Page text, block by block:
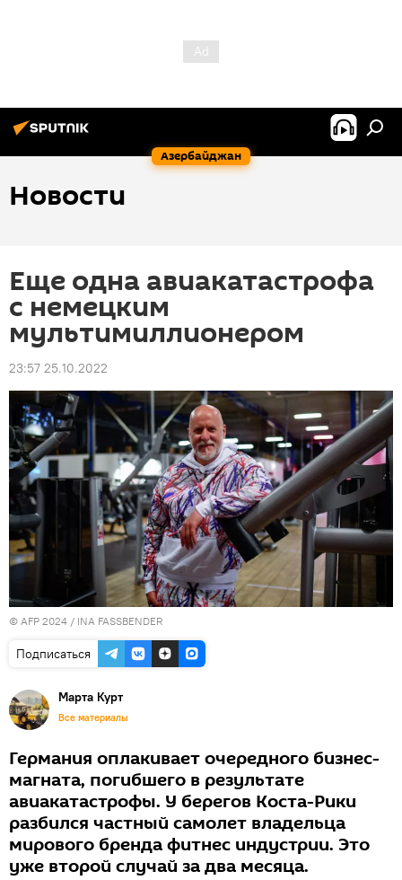
Азербайджан
Новости
Еще одна авиакатастрофа
с немецким
мультимиллионером
23:57 25.10.2022
© AFP 2024 / INA FASSBENDER
Подписаться
Марта Курт
Все материалы
Германия оплакивает очередного бизнес-
магната, погибшего в результате
авиакатастрофы. У берегов Коста-Рики
разбился частный самолет владельца
мирового бренда фитнес индустрии. Это
уже второй случай за два месяца.